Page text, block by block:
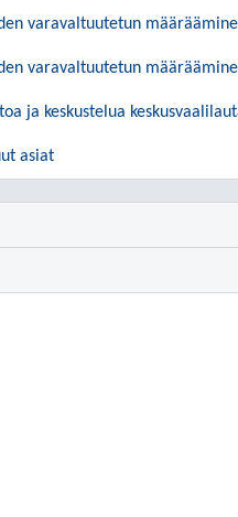
varavaltuutetun
varavaltuutetun
ja keskustelua
asiat